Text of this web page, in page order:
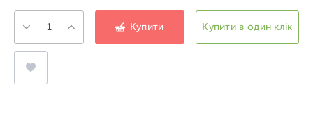
Купити Купити в один клік